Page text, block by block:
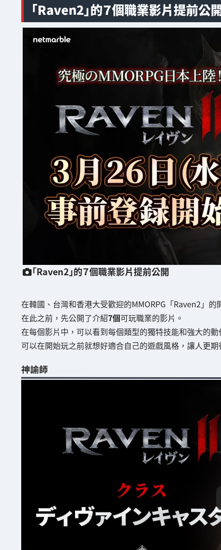
「Raven2」的７個職業影片提前公
「Raven2」的７個職業影片提前公開
在韓國、台灣和香港大受歡迎的MMORPG「Raven2」的
在此之前，先公開了介紹7個可玩職業的影片。
在每個影片中，可以看到每個類型的獨特技能和強大的動
可以在開始玩之前就想好適合自己的遊戲風格，讓人更
神諭師